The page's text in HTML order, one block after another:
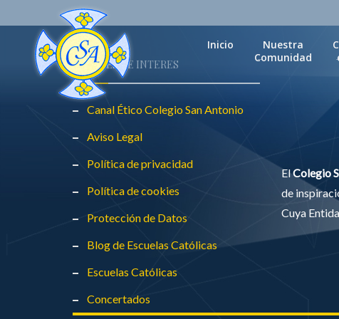
Inicio
Nuestra
Comunidad
ENLACES DE INTERES
Canal Ético Colegio San Antonio
Aviso Legal
Política de privacidad
Política de cookies
Protección de Datos
Blog de Escuelas Católicas
Escuelas Católicas
Concertados
ElColegio
de
Cuya